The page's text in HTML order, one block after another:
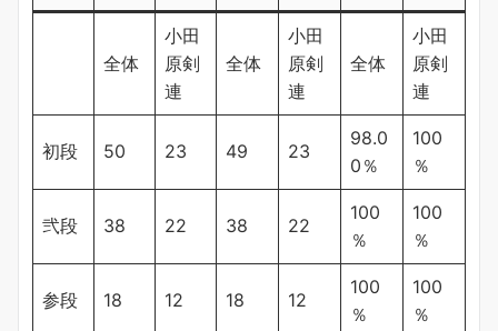
全体
小田
原剣
連
全体
小田
原剣
連
全体
小田
原剣
連
初段 50 23 49 23
98.0
0％
100
％
弐段 38 22 38 22
100
％
100
％
参段 18 12 18 12
100
％
100
％